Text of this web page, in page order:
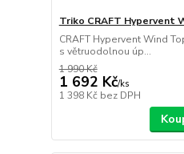
Triko CRAFT Hypervent
CRAFT Hypervent Wind
s větruodolnou úp...
1 990 Kč
1 692 Kč/ks
1 398 Kč bez DPH